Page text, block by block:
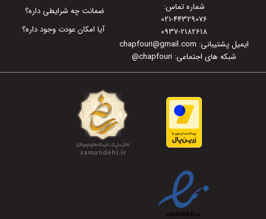
شماره تماس:
021-44329076
0937-2182618
ایمیل پشتیبانی: chapfouri@gmail.com
شبکه های اجتماعی: chapfouri
@
ضمانت چه شرایطی داره؟
آیا امکان عودت وجود داره؟